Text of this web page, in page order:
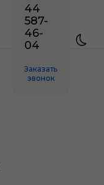
44
587-
46-
04
Заказать
звонок